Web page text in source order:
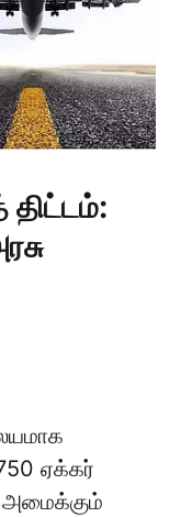
திட்டம்:
ஏக்கர்
அமைக்கும்